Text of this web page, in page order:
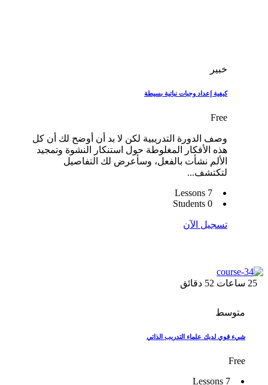
خبير
كيفية إعداد وجبات نباتية بسيطة
Free
وصف الدورة التدريبية لكن لا بد أن أوضح لك أن كل
هذه الأفكار المغلوطة حول استنكار النشوة وتمجيد
الألم نشأت بالفعل، وسأعرض لك التفاصيل
لتكتشف...
7 Lessons
0 Students
تسجيل الآن
ساعات دقائق
متوسط
شيء قوي لديك علماء التدريب الذاتي
Free
7 Lessons